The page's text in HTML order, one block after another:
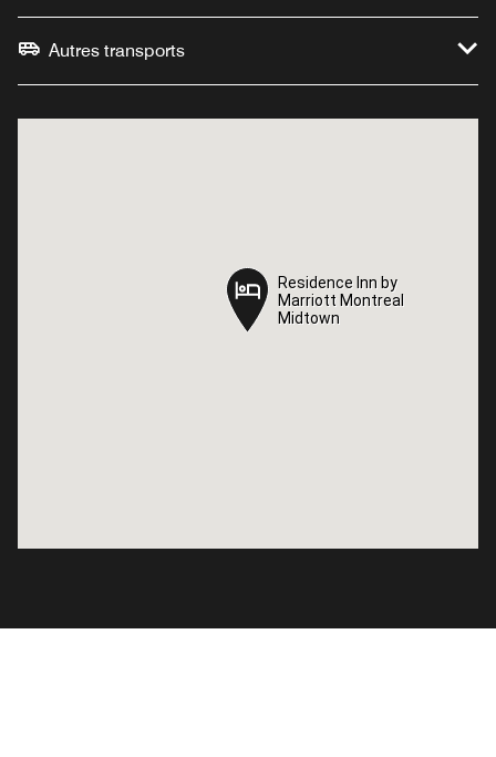
Autres transports
Residence Inn by
Marriott Montreal
Midtown
Residence Inn by
Marriott Montreal
Midtown